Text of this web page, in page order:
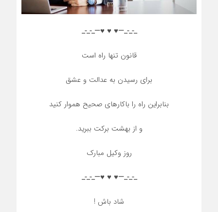
_-_-_—♥️ ♥️ ♥️—_-_-_
قانون تنها راه است
برای رسیدن به عدالت و عشق
بنابراین راه را باکارهای صحیح هموار کنید
و از بهشت برکت ببرید.
روز وکیل مبارک
_-_-_—♥️ ♥️ ♥️—_-_-_
شاد باش !